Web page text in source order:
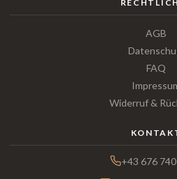
AGB
FAQ
Widerruf &
+43 676